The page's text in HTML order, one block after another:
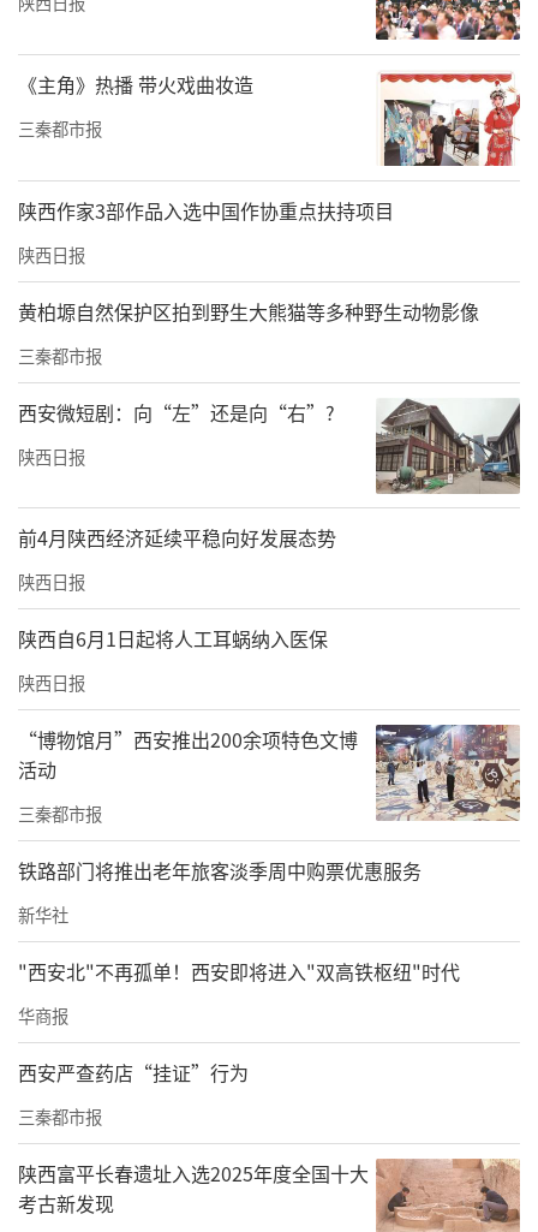
《主角》热播 带火戏曲妆造
三秦都市报
陕西作家3部作品入选中国作协重点扶持项目
陕西日报
黄柏塬自然保护区拍到野生大熊猫等多种野生动物影像
三秦都市报
西安微短剧：向“左”还是向“右”?
陕西日报
前4月陕西经济延续平稳向好发展态势
陕西日报
陕西自6月1日起将人工耳蜗纳入医保
陕西日报
“博物馆月”西安推出200余项特色文博
活动
三秦都市报
铁路部门将推出老年旅客淡季周中购票优惠服务
新华社
"西安北"不再孤单！西安即将进入"双高铁枢纽"时代
华商报
西安严查药店“挂证”行为
三秦都市报
陕西富平长春遗址入选2025年度全国十大
考古新发现